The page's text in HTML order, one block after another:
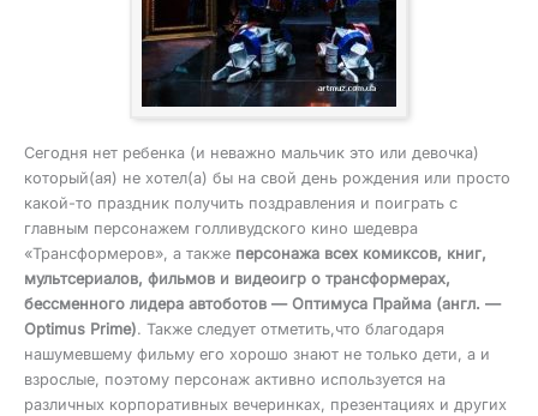
Сегодня нет ребенка (и неважно мальчик это или девочка)
который(ая) не хотел(а) бы на свой день рождения или просто
какой-то праздник получить поздравления и поиграть с
главным персонажем голливудского кино шедевра
«Трансформеров», а также персонажа всех комиксов, книг,
мультсериалов, фильмов и видеоигр о трансформерах,
бессменного лидера автоботов — Оптимуса Прайма (англ. —
Optimus Prime). Также следует отметить,что благодаря
нашумевшему фильму его хорошо знают не только дети, а и
взрослые, поэтому персонаж активно используется на
различных корпоративных вечеринках, презентациях и других